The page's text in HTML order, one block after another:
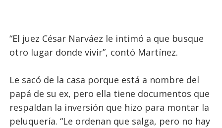
“El juez César Narváez le intimó a que busque
otro lugar donde vivir”, contó Martínez.
Le sacó de la casa porque está a nombre del
papá de su ex, pero ella tiene documentos que
respaldan la inversión que hizo para montar la
peluquería. “Le ordenan que salga, pero no hay